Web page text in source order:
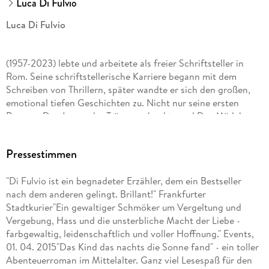
Luca Di Fulvio
Luca Di Fulvio
(1957-2023) lebte und arbeitete als freier Schriftsteller in
Rom. Seine schriftstellerische Karriere begann mit dem
Schreiben von Thrillern, später wandte er sich den großen,
emotional tiefen Geschichten zu. Nicht nur seine ersten
Romane Der Junge, der Träume schenkte und Das Mädchen,
Pressestimmen
"Di Fulvio ist ein begnadeter Erzähler, dem ein Bestseller
nach dem anderen gelingt. Brillant!" Frankfurter
Stadtkurier"Ein gewaltiger Schmöker um Vergeltung und
Vergebung, Hass und die unsterbliche Macht der Liebe -
farbgewaltig, leidenschaftlich und voller Hoffnung." Events,
01. 04. 2015"Das Kind das nachts die Sonne fand" - ein toller
Abenteuerroman im Mittelalter. Ganz viel Lesespaß für den